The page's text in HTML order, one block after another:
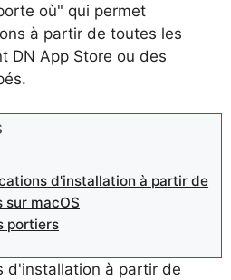
où" qui permet
à partir de toutes les
DN App Store ou des
d'installation à partir de
sur macOS
portiers
d'installation à partir de